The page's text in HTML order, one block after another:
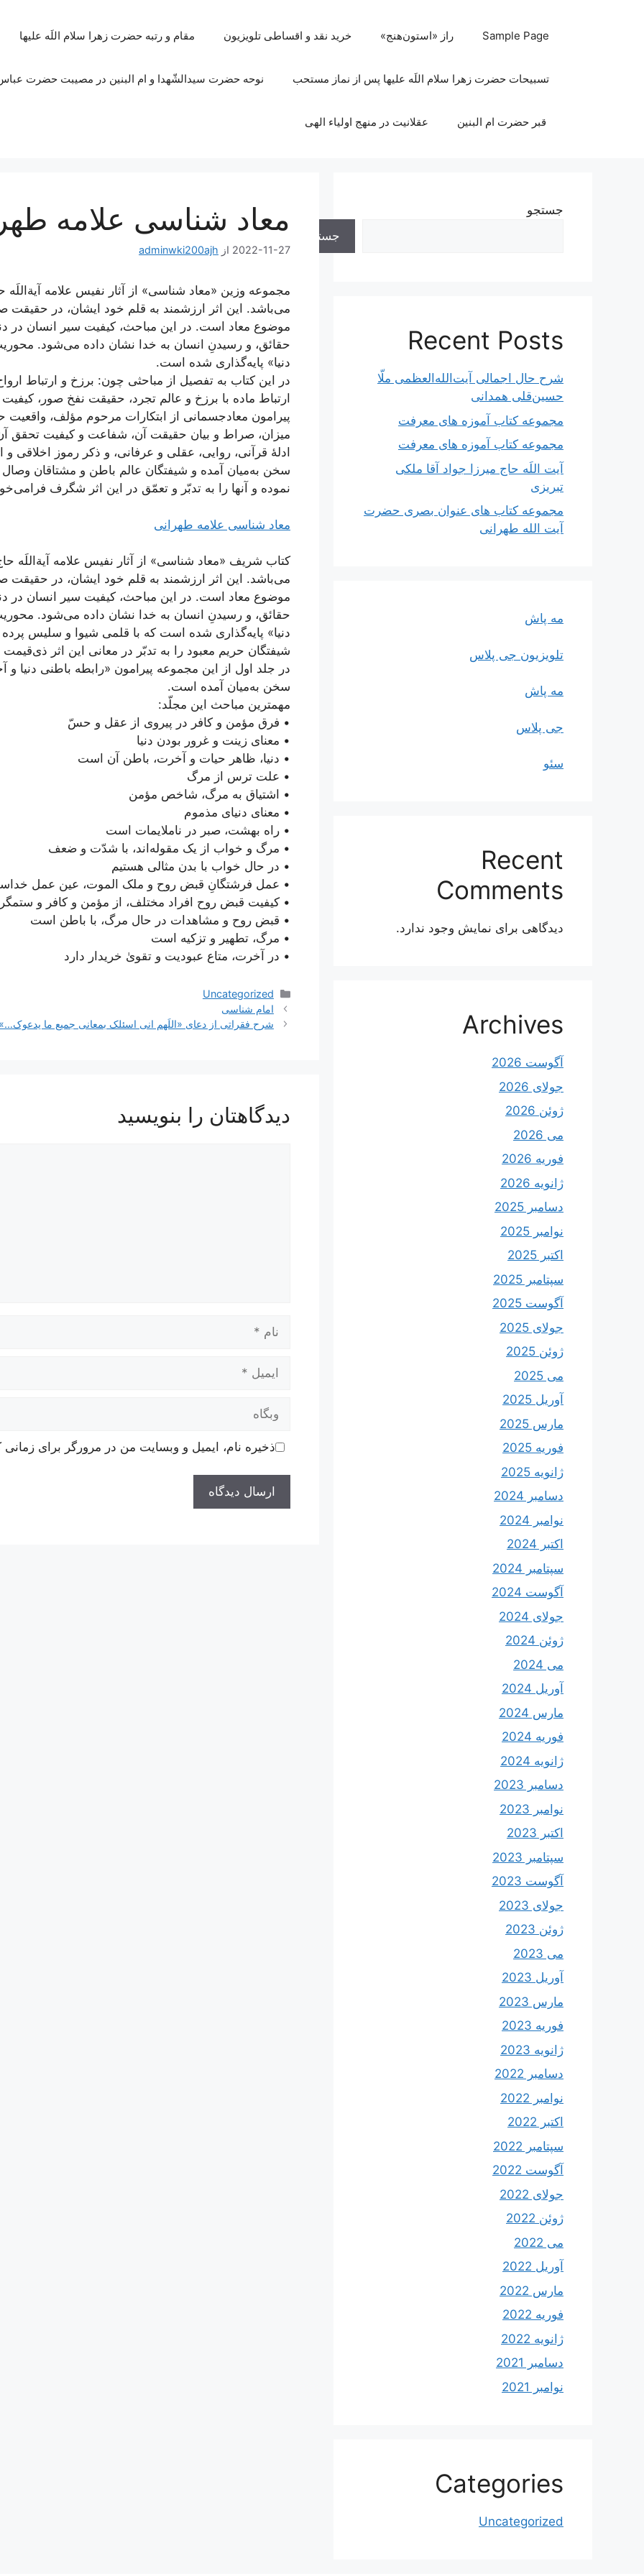
Sample Page راز «استون‌هنج» خرید نقد و اقساطی تلویزیون مقام و رتبه حضرت زهرا سلام اللَه علیها
تسبیحات حضرت زهرا سلام اللَه علیها پس از نماز مستحب نوحه حضرت سیدالشّهدا و ام البنین در مصیبت حضرت عباس
قبر حضرت ام البنین عقلانیت در منهج اولیاء الهی
معاد شناسی علامه
2022-11-27 از adminwki200ajh
مجموعه وزین «معاد‌ شناسی» از آثار نفیس علامه
می‌باشد. این اثر ارزشمند به قلم خود ایشان، در
موضوع معاد است. در این مباحث، کیفیت سیر انسان در
حقائق، و رسیدنِ انسان به خدا نشان داده می‌شود.
دنیا» پایه‌گذاری شده است.
در این کتاب به تفصیل از مباحثی چون: برزخ و ارتباط
ارتباط ماده با برزخ و عالم تجرد، حقیقت نفخ صور،
پیرامون معاد‌جسمانی از ابتکارات مرحوم مؤلف،
میزان، صراط و بیان حقیقت آن، شفاعت و کیفیت تحقق
ادلۀ قرآنی، روایی، عقلی و عرفانی، و ذکر رموز اخلاقی
سخن به‌میان آمده و شیفتگان عالم باطن و مشتاقان
نموده و آنها را به تدبّر و تعمّق در این اثر شگرف
معاد شناسی علامه طهرانی
کتاب شریف «معاد‌ شناسی» از آثار نفیس علامه
می‌باشد. این اثر ارزشمند به قلم خود ایشان، در
موضوع معاد است. در این مباحث، کیفیت سیر انسان در
حقائق، و رسیدنِ انسان به خدا نشان داده می‌شود.
دنیا» پایه‌گذاری شده است که با قلمی شیوا و سلیس
شیفتگان حریم معبود را به تدبّر در معانی این اثر
در جلد اول از این مجموعه پیرامون «رابطه باطنی
سخن به‌میان آمده است.
مهمترین مباحث این مجلّد:
• فرق مؤمن و کافر در پیروی از عقل و حسّ
• معنای زینت و غرور بودن دنیا
• دنیا، ظاهر حیات و آخرت، باطن آن است
• علت ترس از مرگ
• اشتیاق به مرگ، شاخص مؤمن
• معنای دنیای مذموم
• راه بهشت، صبر در ناملایمات است
• مرگ و خواب از یک مقوله‌اند، با شدّت و ضعف
• در حال خواب با بدن مثالی هستیم
• عمل فرشتگانِ قبض روح و ملک الموت، عین عمل
• کیفیت قبض روح افراد مختلف، از مؤمن و کافر و ستمگر
• قبض روح و مشاهدات در حال مرگ، با باطن است
• مرگ، تطهیر و تزکیه است
• در آخرت،‌ متاع عبودیت و تقویٰ خریدار دارد
دسته‌ها
Uncategorized
ناوبری
نوشته‌ها
امام شناسی
شرح فقراتی از دعای «اللَهم انی اسئلک بمعانی جمیع ما
دیدگاهتان را بنویسید
ایمیل
وبگاه
ذخیره نام، ایمیل و وبسایت من در مرورگر برای
جستجو
جستجو
Recent Posts
شرح حال اجمالی آیت‌الله‌العظمی ملّا
حسین‌قلی همدانی
مجموعه کتاب آموزه های معرفت
مجموعه کتاب آموزه های معرفت
آیت اللَه حاج میرزا جواد آقا ملکی
تبریزی
مجموعه کتاب های عنوان بصری حضرت
آیت الله طهرانی
مه پاش
تلویزیون جی پلاس
مه پاش
جی پلاس
سئو
Recent
Comments
دیدگاهی برای نمایش وجود ندارد.
Archives
آگوست 2026
جولای 2026
ژوئن 2026
می 2026
فوریه 2026
ژانویه 2026
دسامبر 2025
نوامبر 2025
اکتبر 2025
سپتامبر 2025
آگوست 2025
جولای 2025
ژوئن 2025
می 2025
آوریل 2025
مارس 2025
فوریه 2025
ژانویه 2025
دسامبر 2024
نوامبر 2024
اکتبر 2024
سپتامبر 2024
آگوست 2024
جولای 2024
ژوئن 2024
می 2024
آوریل 2024
مارس 2024
فوریه 2024
ژانویه 2024
دسامبر 2023
نوامبر 2023
اکتبر 2023
سپتامبر 2023
آگوست 2023
جولای 2023
ژوئن 2023
می 2023
آوریل 2023
مارس 2023
فوریه 2023
ژانویه 2023
دسامبر 2022
نوامبر 2022
اکتبر 2022
سپتامبر 2022
آگوست 2022
جولای 2022
ژوئن 2022
می 2022
آوریل 2022
مارس 2022
فوریه 2022
ژانویه 2022
دسامبر 2021
نوامبر 2021
Categories
Uncategorized